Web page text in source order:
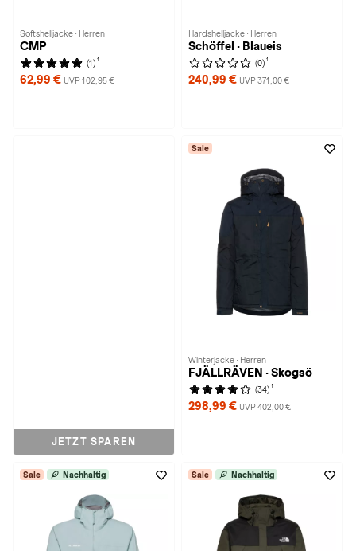
Softshelljacke · Herren
CMP
(1) 1
62,99 € UVP 102,95 €
Hardshelljacke · Herren
Schöffel · Blaueis
(0) 1
240,99 € UVP 371,00 €
JETZT SPAREN
Sale
Winterjacke · Herren
FJÄLLRÄVEN · Skogsö
(34) 1
298,99 € UVP 402,00 €
Sale Nachhaltig Sale Nachhaltig